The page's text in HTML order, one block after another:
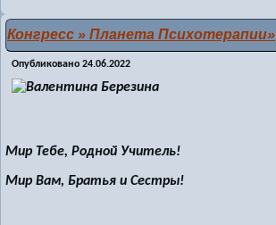
Конгресс » Планета Психотерапии»
Опубликовано 24.06.2022
Мир Тебе, Родной Учитель!
Мир Вам, Братья и Сестры!